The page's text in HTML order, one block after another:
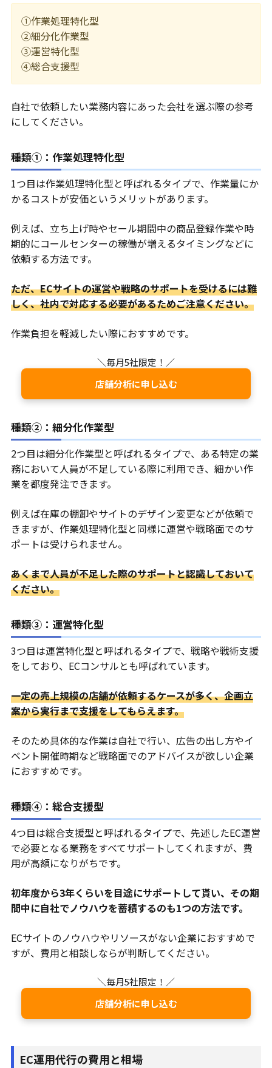
①作業処理特化型
②細分化作業型
③運営特化型
④総合支援型
自社で依頼したい業務内容にあった会社を選ぶ際の参考
にしてください。
種類①：作業処理特化型
1つ目は作業処理特化型と呼ばれるタイプで、作業量にか
かるコストが安価というメリットがあります。
例えば、立ち上げ時やセール期間中の商品登録作業や時
期的にコールセンターの稼働が増えるタイミングなどに
依頼する方法です。
ただ、ECサイトの運営や戦略のサポートを受けるには難
しく、社内で対応する必要があるためご注意ください。
作業負担を軽減したい際におすすめです。
＼毎月5社限定！／
店舗分析に申し込む
種類②：細分化作業型
2つ目は細分化作業型と呼ばれるタイプで、ある特定の業
務において人員が不足している際に利用でき、細かい作
業を都度発注できます。
例えば在庫の棚卸やサイトのデザイン変更などが依頼で
きますが、作業処理特化型と同様に運営や戦略面でのサ
ポートは受けられません。
あくまで人員が不足した際のサポートと認識しておいて
ください。
種類③：運営特化型
3つ目は運営特化型と呼ばれるタイプで、戦略や戦術支援
をしており、ECコンサルとも呼ばれています。
一定の売上規模の店舗が依頼するケースが多く、企画立
案から実行まで支援をしてもらえます。
そのため具体的な作業は自社で行い、広告の出し方やイ
ベント開催時期など戦略面でのアドバイスが欲しい企業
におすすめです。
種類④：総合支援型
4つ目は総合支援型と呼ばれるタイプで、先述したEC運営
で必要となる業務をすべてサポートしてくれますが、費
用が高額になりがちです。
初年度から3年くらいを目途にサポートして貰い、その期
間中に自社でノウハウを蓄積するのも1つの方法です。
ECサイトのノウハウやリソースがない企業におすすめで
すが、費用と相談しならが判断してください。
＼毎月5社限定！／
店舗分析に申し込む
EC運用代行の費用と相場